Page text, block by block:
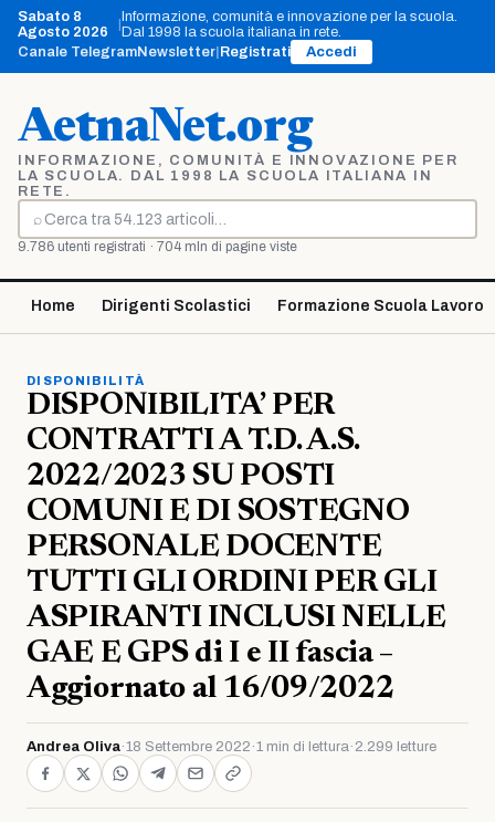
Vai
contenuto
Sabato 8
Agosto 2026
Informazione, comunità e innovazione per la scuola.
Dal 1998 la scuola italiana in rete.
Canale TelegramNewsletter Registrati Accedi
AetnaNet.org
INFORMAZIONE, COMUNITÀ E INNOVAZIONE PER
LA SCUOLA. DAL 1998 LA SCUOLA ITALIANA IN
RETE.
⌕
Cerca
9.786 utenti registrati · 704 mln di pagine viste
Home Dirigenti Scolastici Formazione Scuola Lavoro
DISPONIBILITÀ
DISPONIBILITA’ PER
CONTRATTI A T.D. A.S.
2022/2023 SU POSTI
COMUNI E DI SOSTEGNO
PERSONALE DOCENTE
TUTTI GLI ORDINI PER GLI
ASPIRANTI INCLUSI NELLE
GAE E GPS di I e II fascia –
Aggiornato al 16/09/2022
Andrea Oliva·18 Settembre 2022 ·1 min di lettura· 2.299 letture